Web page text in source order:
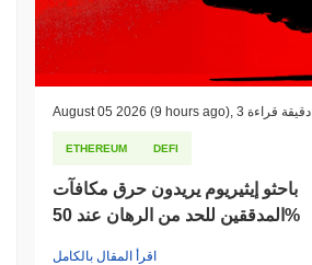
August 05 2026 (9 hours ago) 3 دقيقة قراءة
ETHEREUM DEFI
باحثو إيثيريوم يريدون حرق مكافآت
المدققين للحد من الرهان عند 50%
اقرأ المقال بالكامل